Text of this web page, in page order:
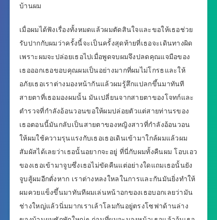
บ้านผม
เมื่อผมได้ฟังเรื่องทั้งหมดแล้วผมตัดสินใจและขอให้เธอช่วย
รับปากกับผมว่าครั้งนี้จะเป็นครั้งสุดท้ายที่เธอจะเดินทางผิด
เพราะผมจะปล่อยเธอไปเมื่อพูดจบผมจึงปลดคุณแจมือของ
เธอออกเธอขอบคุณผมเป็นอย่างมากที่ผมไม่โกรธและให้
อภัยเธอเราต่างมองหน้ากันแล้วผมรู้สึกแปลกขึ้นมาทันที
สายตาที่เธอมองผมนั้น มันเปลี่ยนจากสายตาของโจทก์และ
ตำรวจที่กำลังอ้อนวอนขอให้ผมปล่อยตัวแต่สายท่านรของ
เธอตอนนี้มันกลับเป็นสายตาของหญิงสาวที่กำลังอ้อนวอน
ให้ผมใช้ความรุนแรงกับเธอเธอเดินเข้ามาใกล้ผมแล้วผม
สัมผัสได้เลยว่าเธอนั้นอยากจะอยู่ ที่นี่กับผมทั้งคืนผม โอบเอว
ของเธอเข้ามาจูบซึ่งเธอไม่ขัดคืนแต่อย่างใดแถมเธอนั้นยัง
จูบสู้ผมอีกตั่งหาก เราต่างหลงใหลในการและกันมันยิ่งทำให้
ผมควยแข็งขึ้นมาทันทีผมเล่นหน้าอกของเธอบอกเลยว่ามัน
ช่างใหญ่แล้วนิ่มมากเราเล้าโลมกันอยู่ตรงโซฟาด้านล่าง